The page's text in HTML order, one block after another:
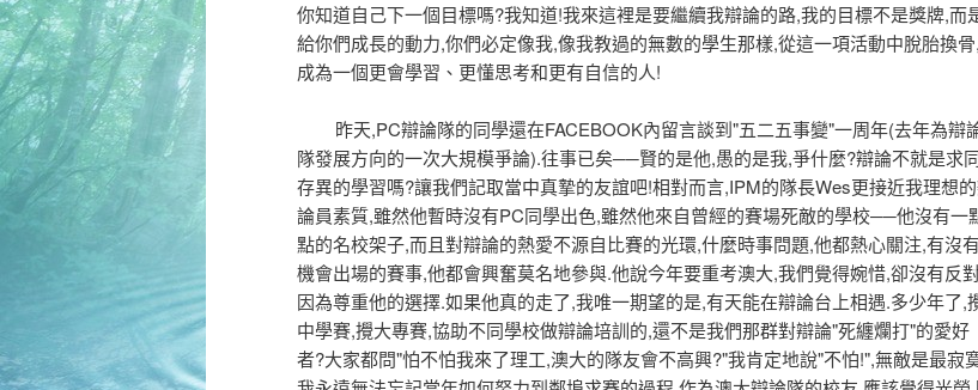
你知道自己下一個目標嗎?我知道!我來這裡是要繼續我辯論的路,我的目標不是獎牌,而
給你們成長的動力,你們必定像我,像我教過的無數的學生那樣,從這一項活動中脫胎換骨,
成為一個更會學習、更懂思考和更有自信的人!
昨天,PC辯論隊的同學還在FACEBOOK內留言談到"五二五事變"一周年(去年為辯
隊發展方向的一次大規模爭論).往事已矣──賢的是他,愚的是我,爭什麼?辯論不就是求
存異的學習嗎?讓我們記取當中真摯的友誼吧!相對而言,IPM的隊長Wes更接近我理想
論員素質,雖然他暫時沒有PC同學出色,雖然他來自曾經的賽場死敵的學校──他沒有一
點的名校架子,而且對辯論的熱愛不源自比賽的光環,什麼時事問題,他都熱心關注,有沒有
機會出場的賽事,他都會興奮莫名地參與.他說今年要重考澳大,我們覺得婉惜,卻沒有反
因為尊重他的選擇.如果他真的走了,我唯一期望的是,有天能在辯論台上相遇.多少年了,
中學賽,攪大專賽,協助不同學校做辯論培訓的,還不是我們那群對辯論"死纏爛打"的愛好
者?大家都問"怕不怕我來了理工,澳大的隊友會不高興?"我肯定地說"不怕!",無敵是最寂